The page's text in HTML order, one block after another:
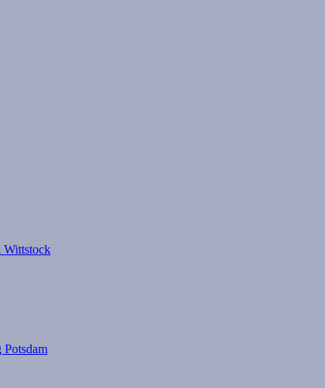
Wittstock
Potsdam